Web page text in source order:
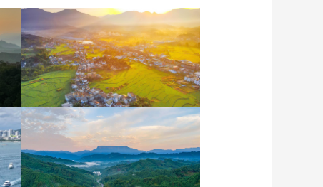
安徽岳西：晨光铺洒山乡
稻田